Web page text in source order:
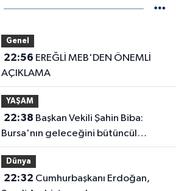
Genel
22:56
AÇIKLAMA
YAŞAM
22:38
Bursa'nın geleceğini bütüncül
anlayışla planlıyoruz
Dünya
22:32